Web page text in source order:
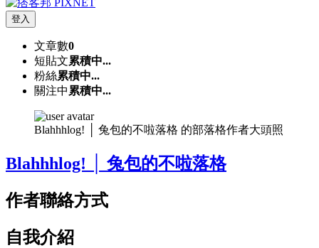
登入
文章數0
短貼文累積中...
粉絲累積中...
關注中 累積中...
Blahhhlog! │ 兔包的不啦落格 的部落格作者大頭照
Blahhhlog! │ 兔包的不啦落格
作者聯絡方式
自我介紹